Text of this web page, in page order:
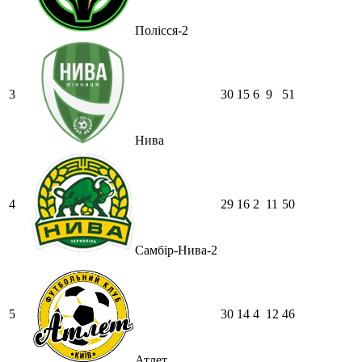
Полісся-2
3
Нива
30 15 6 9 51
4
Самбір-Нива-2
29 16 2 11 50
5 30 14 4 12 46